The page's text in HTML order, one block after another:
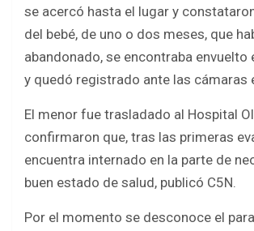
se acercó hasta el lugar y
del bebé, de uno o dos meses, que
abandonado, se encontraba envuelto
y quedó registrado ante las cámaras
El menor fue trasladado al Hospital
confirmaron que, tras las primeras
encuentra internado en la parte de
buen estado de salud, publicó C5N.
Por el momento se desconoce el